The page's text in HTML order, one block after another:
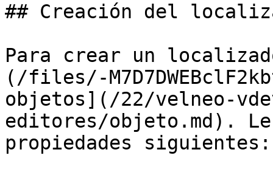
## Creación del
Para crear un
(/files/-
objetos](/22/velneo-
editores/objeto.md).
propiedades siguientes: